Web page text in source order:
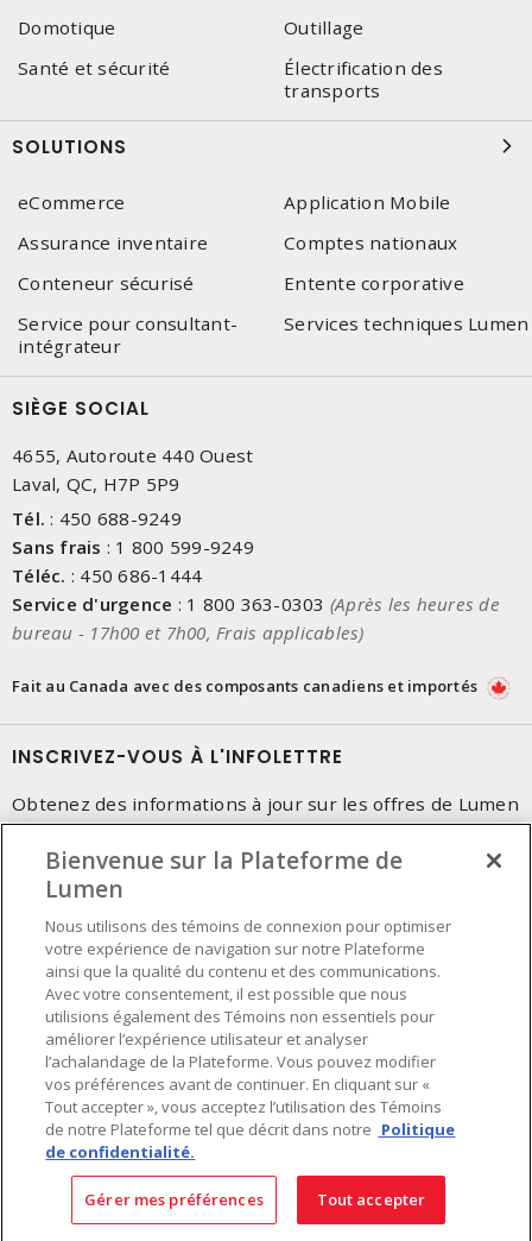
Domotique
Outillage
Santé et sécurité
Électrification des
transports
SOLUTIONS
eCommerce
Application Mobile
Assurance inventaire
Comptes nationaux
Conteneur sécurisé
Entente corporative
Service pour consultant-
intégrateur
Services techniques Lumen
SIÈGE SOCIAL
4655, Autoroute 440 Ouest
Laval, QC, H7P 5P9
Tél. : 450 688-9249
Sans frais : 1 800 599-9249
Téléc. : 450 686-1444
Service d'urgence : 1 800 363-0303 (Après les heures de
bureau - 17h00 et 7h00, Frais applicables)
Fait au Canada avec des composants canadiens et importés
INSCRIVEZ-VOUS À L'INFOLETTRE
Obtenez des informations à jour sur les offres de Lumen
Préférences en matière de cookies
Conditions d'utilisation
- © Lumen - Une compagnie de Sonepar 2026. Tous
droits réservés.
Bienvenue sur la Plateforme de
Lumen
Nous utilisons des témoins de connexion pour optimiser
votre expérience de navigation sur notre Plateforme
ainsi que la qualité du contenu et des communications.
Avec votre consentement, il est possible que nous
utilisions également des Témoins non essentiels pour
améliorer l’expérience utilisateur et analyser
l’achalandage de la Plateforme. Vous pouvez modifier
vos préférences avant de continuer. En cliquant sur «
Tout accepter », vous acceptez l’utilisation des Témoins
de notre Plateforme tel que décrit dans notre Politique
de confidentialité.
Gérer mes préférences Tout accepter